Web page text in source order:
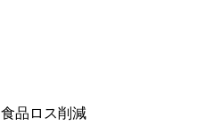
食品ロス削減